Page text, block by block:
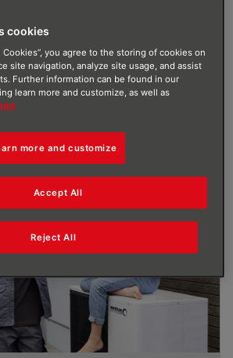
Partnern, die dir beim
Nutze jetzt unsere Checks und
anschließend an die Umsetzung
in deiner Nähe gerne zur
cookies
Cookies”, you agree to the storing of cookies on
site navigation, analyze site usage, and assist
Further information can be found in our
learn more and customize, as well as
more and customize
Reject All
Accept All